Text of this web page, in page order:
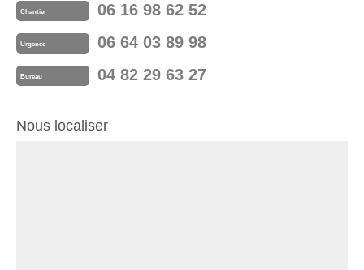
Chantier 06 16 98 62 52
Urgence 06 64 03 89 98
Bureau 04 82 29 63 27
Nous localiser